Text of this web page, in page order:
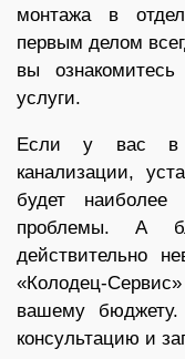
монтажа в
первым делом
вы
услуги.
Если у вас в
канализации,
будет
проблемы. А
действительно
«Колодец-
вашему
консультацию и